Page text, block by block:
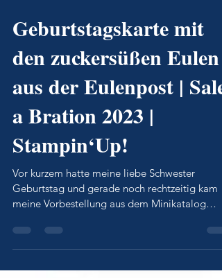
28. Dez. 2022
1 Min. Lesezeit
Geburtstagskarte mit
den zuckersüßen Eulen
aus der Eulenpost | Sale
a Bration 2023 |
Stampin‘Up!
Vor kurzem hatte meine liebe Schwester
meine Vorbestellung aus dem Minikatalog
(Januar-April) 202